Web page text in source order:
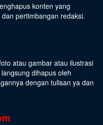
konten yang
pertimbangan redaksi.
atau gambar atau ilustrasi
dihapus oleh
dengan tulisan ya dan